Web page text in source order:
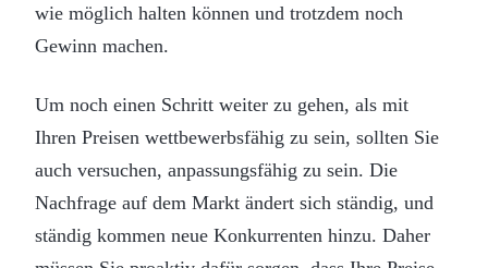
wie möglich halten können und trotzdem noch
Gewinn machen.
Um noch einen Schritt weiter zu gehen, als mit
Ihren Preisen wettbewerbsfähig zu sein, sollten Sie
auch versuchen, anpassungsfähig zu sein. Die
Nachfrage auf dem Markt ändert sich ständig, und
ständig kommen neue Konkurrenten hinzu. Daher